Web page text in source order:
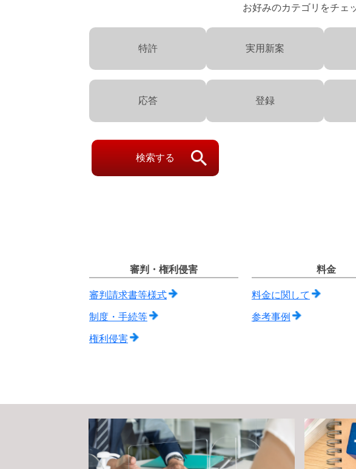
お好みのカテゴリをチェ
特許 実用新案
応答 登録
検索する
審判・権利侵害
審判請求書等様式
制度・手続等
権利侵害
料金
料金に関して
参考事例